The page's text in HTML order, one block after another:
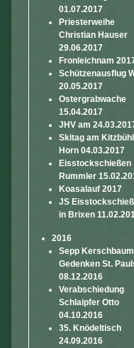
01.07.2017
Priesterweihe
Christian Hauser
29.06.2017
Fronleichnam
Schützenausflug
20.05.2017
Ostergrabwache
15.04.2017
JHV am
Skitag am
Horn 04.03.2017
Eisstockschießen
Rummler
Koasalauf 2017
JS
in Brixen
2016
Sepp
Gedenken St.
08.12.2016
Verabschiedung
Schlaipfer Otto
04.10.2016
35. Knödeltisch
24.09.2016